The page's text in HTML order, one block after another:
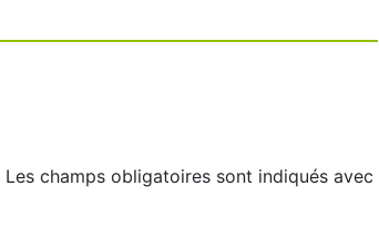
Les champs obligatoires sont indiqués avec